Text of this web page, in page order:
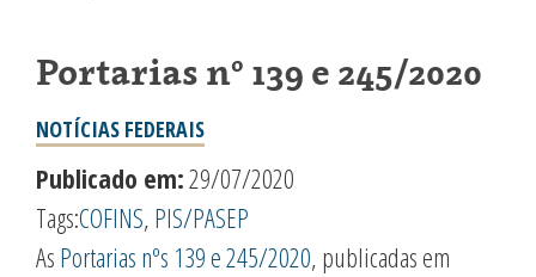
Portarias nº 139 e 245/2020
NOTÍCIAS FEDERAIS
Publicado em:29/07/2020
Tags:COFINS, PIS/PASEP
As Portarias nºs 139 e 245/2020, publicadas em